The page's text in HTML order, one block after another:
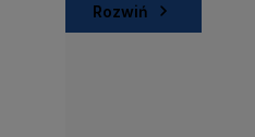
Rozwiń